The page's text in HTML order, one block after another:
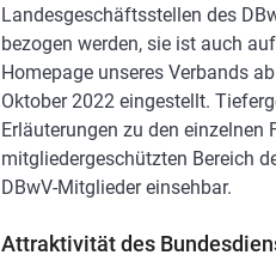
Landesgeschäftsstellen des
bezogen werden, sie ist auch
Homepage unseres Verbands
Oktober 2022 eingestellt.
Erläuterungen zu den
mitgliedergeschützten Bereich
DBwV-Mitglieder einsehbar.
Attraktivität des